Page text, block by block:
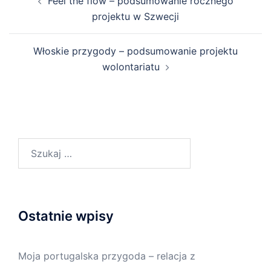
projektu w Szwecji
Włoskie przygody – podsumowanie projektu
wolontariatu
Ostatnie wpisy
Moja portugalska przygoda – relacja z